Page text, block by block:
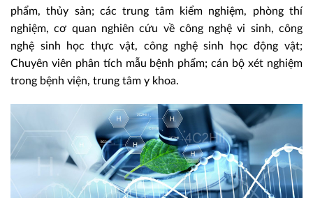
phẩm, thủy sản; các trung tâm kiểm nghiệm, phòng thí
nghiệm, cơ quan nghiên cứu về công nghệ vi sinh, công
nghệ sinh học thực vật, công nghệ sinh học động vật;
Chuyên viên phân tích mẫu bệnh phẩm; cán bộ xét nghiệm
trong bệnh viện, trung tâm y khoa.